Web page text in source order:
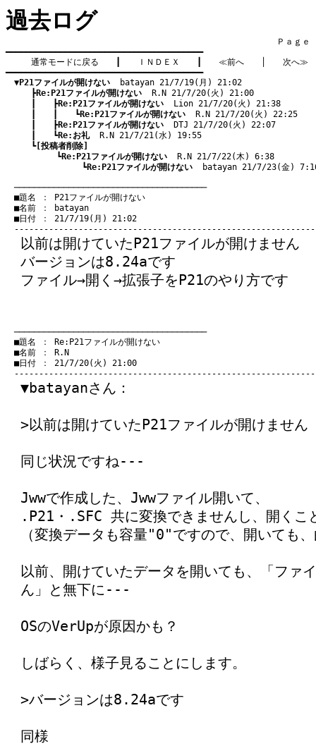
過去ログ
Ｐａｇｅ
━━━━━━━━━━━━━━━━━━━━━━━━━━━━━━━━━━━━━━━━
通常モードに戻る
ＩＮＤＥＸ ≪前へ
次へ≫
━━━━━━━━━━━━━━━━━━━━━━━━━━━━━━━━━━━━━━━━
▼P21ファイルが開けない
  batayan 21/7/19(月) 21:02
┣Re:P21ファイルが開けない
  R.N 21/7/20(火) 21:00
┃　　┣Re:P21ファイルが開けない
  Lion 21/7/20(火) 21:38
┃　　┃　　┗Re:P21ファイルが開けない
  R.N 21/7/20(火) 22:25
┃　　┣Re:P21ファイルが開けない
  DTJ 21/7/20(火) 22:07
┃　　┗Re:お礼
  R.N 21/7/21(水) 19:55
┗[投稿者削除]
┗Re:P21ファイルが開けない
  R.N 21/7/22(木) 6:38
┗Re:P21ファイルが開けない
batayan 21/7/23(金)
───────────────────────────────────────
■題名 ： P21ファイルが開けない
■名前 ： batayan
■日付 ： 21/7/19(月) 21:02
以前は開けていたP21ファイルが開けません
バージョンは8.24aです
ファイル→開く→拡張子をP21のやり方です
───────────────────────────────────────
■題名 ： Re:P21ファイルが開けない
■名前 ： R.N
■日付 ： 21/7/20(火) 21:00
▼batayanさん：
>以前は開けていたP21ファイルが開けません
同じ状況ですね---
Jwwで作成した、Jwwファイル開いて、
.P21・.SFC 共に変換できませんし、開くこ
（変換データも容量"0"ですので、開いても
以前、開けていたデータを開いても、「ファ
ん」と無下に---
OSのVerUpが原因かも？
しばらく、様子見ることにします。
>バージョンは8.24aです
同様